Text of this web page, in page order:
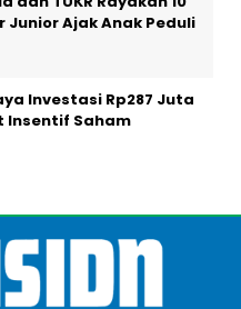
Junior Ajak Anak Peduli
Investasi Rp287 Juta
Insentif Saham